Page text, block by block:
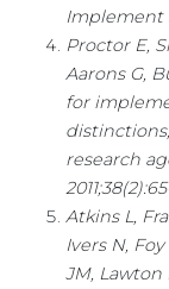
Implement
Proctor E,
Aarons G,
for
research
Atkins L,
Ivers N,
JM,